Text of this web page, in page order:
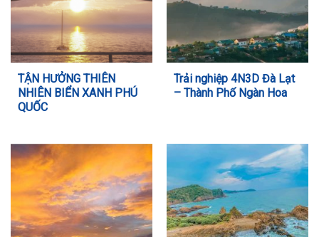
TẬN HƯỞNG THIÊN
NHIÊN BIỂN XANH PHÚ
QUỐC
Trải nghiệp 4N3D Đà Lạt
– Thành Phố Ngàn Hoa